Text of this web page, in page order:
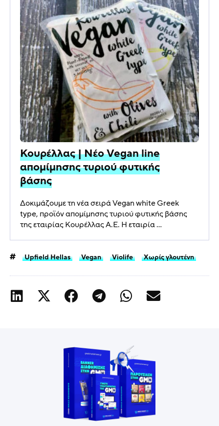
Κουρέλλας | Νέο Vegan line
απομίμησης τυριού φυτικής
βάσης
Δοκιμάζουμε τη νέα σειρά Vegan white Greek
type, προϊόν απομίμησης τυριού φυτικής βάσης
της εταιρίας Κουρέλλας Α.Ε. Η εταιρία ...
Upfield Hellas Vegan Violife Χωρίς γλουτένη